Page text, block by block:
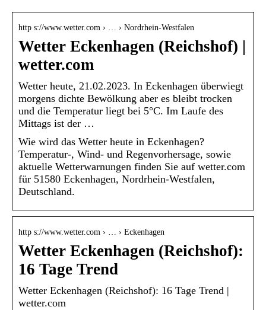
http s://www.wetter.com › … › Nordrhein-Westfalen
Wetter Eckenhagen (Reichshof) |
wetter.com
Wetter heute, 21.02.2023. In Eckenhagen überwiegt
morgens dichte Bewölkung aber es bleibt trocken
und die Temperatur liegt bei 5°C. Im Laufe des
Mittags ist der …
Wie wird das Wetter heute in Eckenhagen?
Temperatur-, Wind- und Regenvorhersage, sowie
aktuelle Wetterwarnungen finden Sie auf wetter.com
für 51580 Eckenhagen, Nordrhein-Westfalen,
Deutschland.
http s://www.wetter.com › … › Eckenhagen
Wetter Eckenhagen (Reichshof):
16 Tage Trend
Wetter Eckenhagen (Reichshof): 16 Tage Trend |
wetter.com